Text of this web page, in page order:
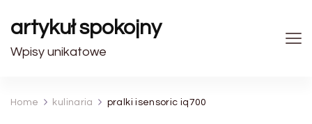
artykuł spokojny
Wpisy unikatowe
Home kulinaria pralki isensoric iq700